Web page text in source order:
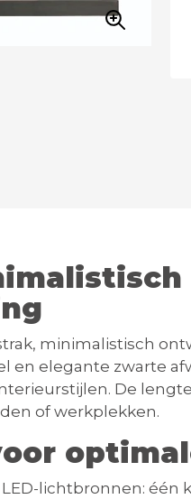
minimalistisch
en elegante zwarte
De
of werkplekken.
lichtbronnen: één